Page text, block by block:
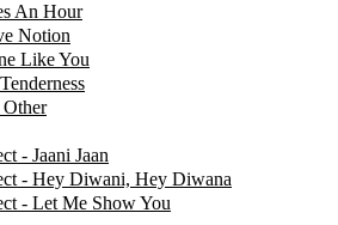
An Hour
Notion
Like You
- Jaani Jaan
- Hey Diwani, Hey Diwana
- Let Me Show You